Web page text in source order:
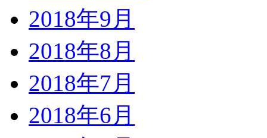
2018年9月
2018年8月
2018年7月
2018年6月